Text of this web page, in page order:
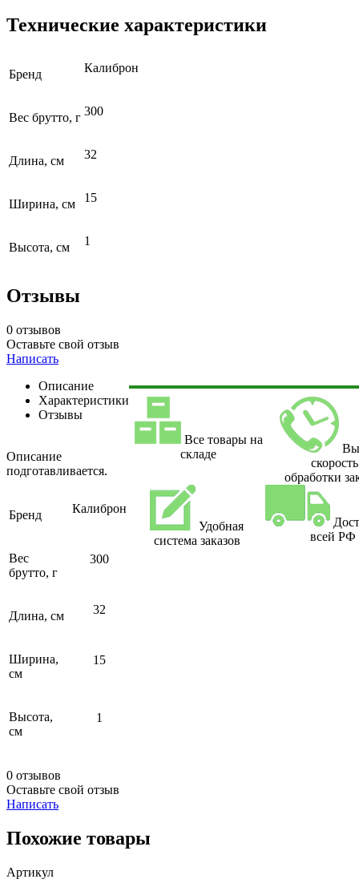
Технические характеристики
Бренд Калиброн
Вес брутто, г 300
Длина, см 32
Ширина, см 15
Высота, см 1
Отзывы
0 отзывов
Оставьте свой отзыв
Написать
Описание
Характеристики
Отзывы
Описание
подготавливается.
Бренд Калиброн
Вес
брутто, г
300
Длина, см 32
Ширина,
см
15
Высота,
см
1
0 отзывов
Оставьте свой отзыв
Написать
Все товары на
складе
скорость
обработки
Удобная
система заказов
всей РФ
Похожие товары
Артикул